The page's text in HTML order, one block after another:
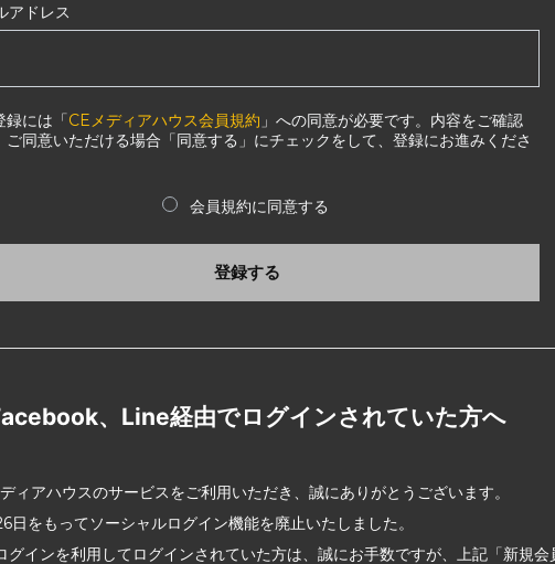
アドレス
録には「CEメディアハウス会員規約 」への同意が必要です。内容をご確認
ご同意いただける場合「同意する」にチェックをして、登録にお進みくださ
会員規約に同意する
登録する
、Line経由でログインされていた方へ
ィアハウスのサービスをご利用いただき、誠にありがとうございます。
日をもってソーシャルログイン機能を廃止いたしました。
グインを利用してログインされていた方は、誠にお手数ですが、上記「新規会